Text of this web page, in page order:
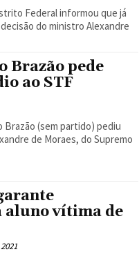
Federal informou que já
do ministro Alexandre
Brazão pede
ao STF
(sem partido) pediu
de Moraes, do Supremo
aluno vítima de